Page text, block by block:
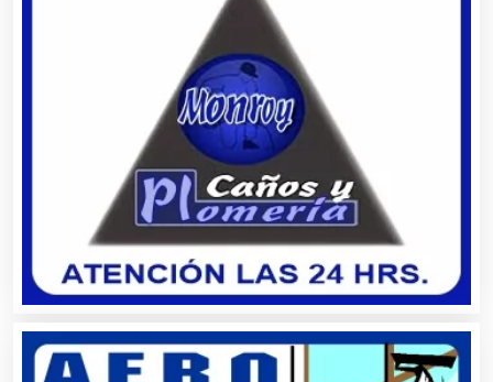
Artes Gráficas
Artesanías
Artículos de Oficina
Artículos de Piel